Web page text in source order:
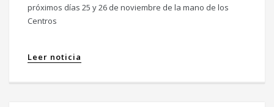
próximos días 25 y 26 de noviembre de la mano de los
Centros
Leer noticia